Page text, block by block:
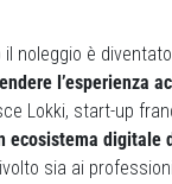
noleggio è
l’esperienza
Lokki, start-up
ecosistema digitale
sia ai